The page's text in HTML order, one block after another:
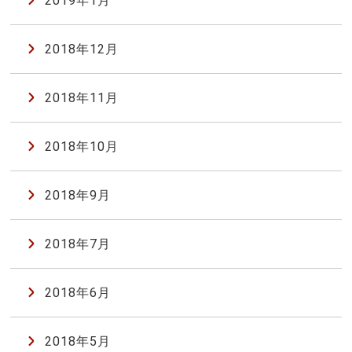
2018年12月
2018年11月
2018年10月
2018年9月
2018年7月
2018年6月
2018年5月